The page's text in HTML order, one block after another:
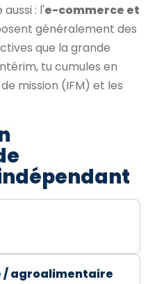
: l'e-commerce et
généralement des
que la grande
tu cumules en
mission (IFM) et les
/ agroalimentaire